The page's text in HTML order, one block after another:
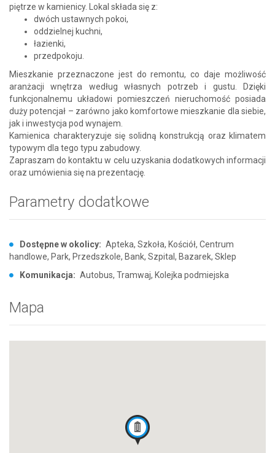
piętrze w kamienicy. Lokal składa się z:
dwóch ustawnych pokoi,
oddzielnej kuchni,
łazienki,
przedpokoju.
Mieszkanie przeznaczone jest do remontu, co daje możliwość
aranżacji wnętrza według własnych potrzeb i gustu. Dzięki
funkcjonalnemu układowi pomieszczeń nieruchomość posiada
duży potencjał – zarówno jako komfortowe mieszkanie dla siebie,
jak i inwestycja pod wynajem.
Kamienica charakteryzuje się solidną konstrukcją oraz klimatem
typowym dla tego typu zabudowy.
Zapraszam do kontaktu w celu uzyskania dodatkowych informacji
oraz umówienia się na prezentację.
Parametry dodatkowe
Dostępne w okolicy: Apteka, Szkoła, Kościół, Centrum
handlowe, Park, Przedszkole, Bank, Szpital, Bazarek, Sklep
Komunikacja: Autobus, Tramwaj, Kolejka podmiejska
Mapa